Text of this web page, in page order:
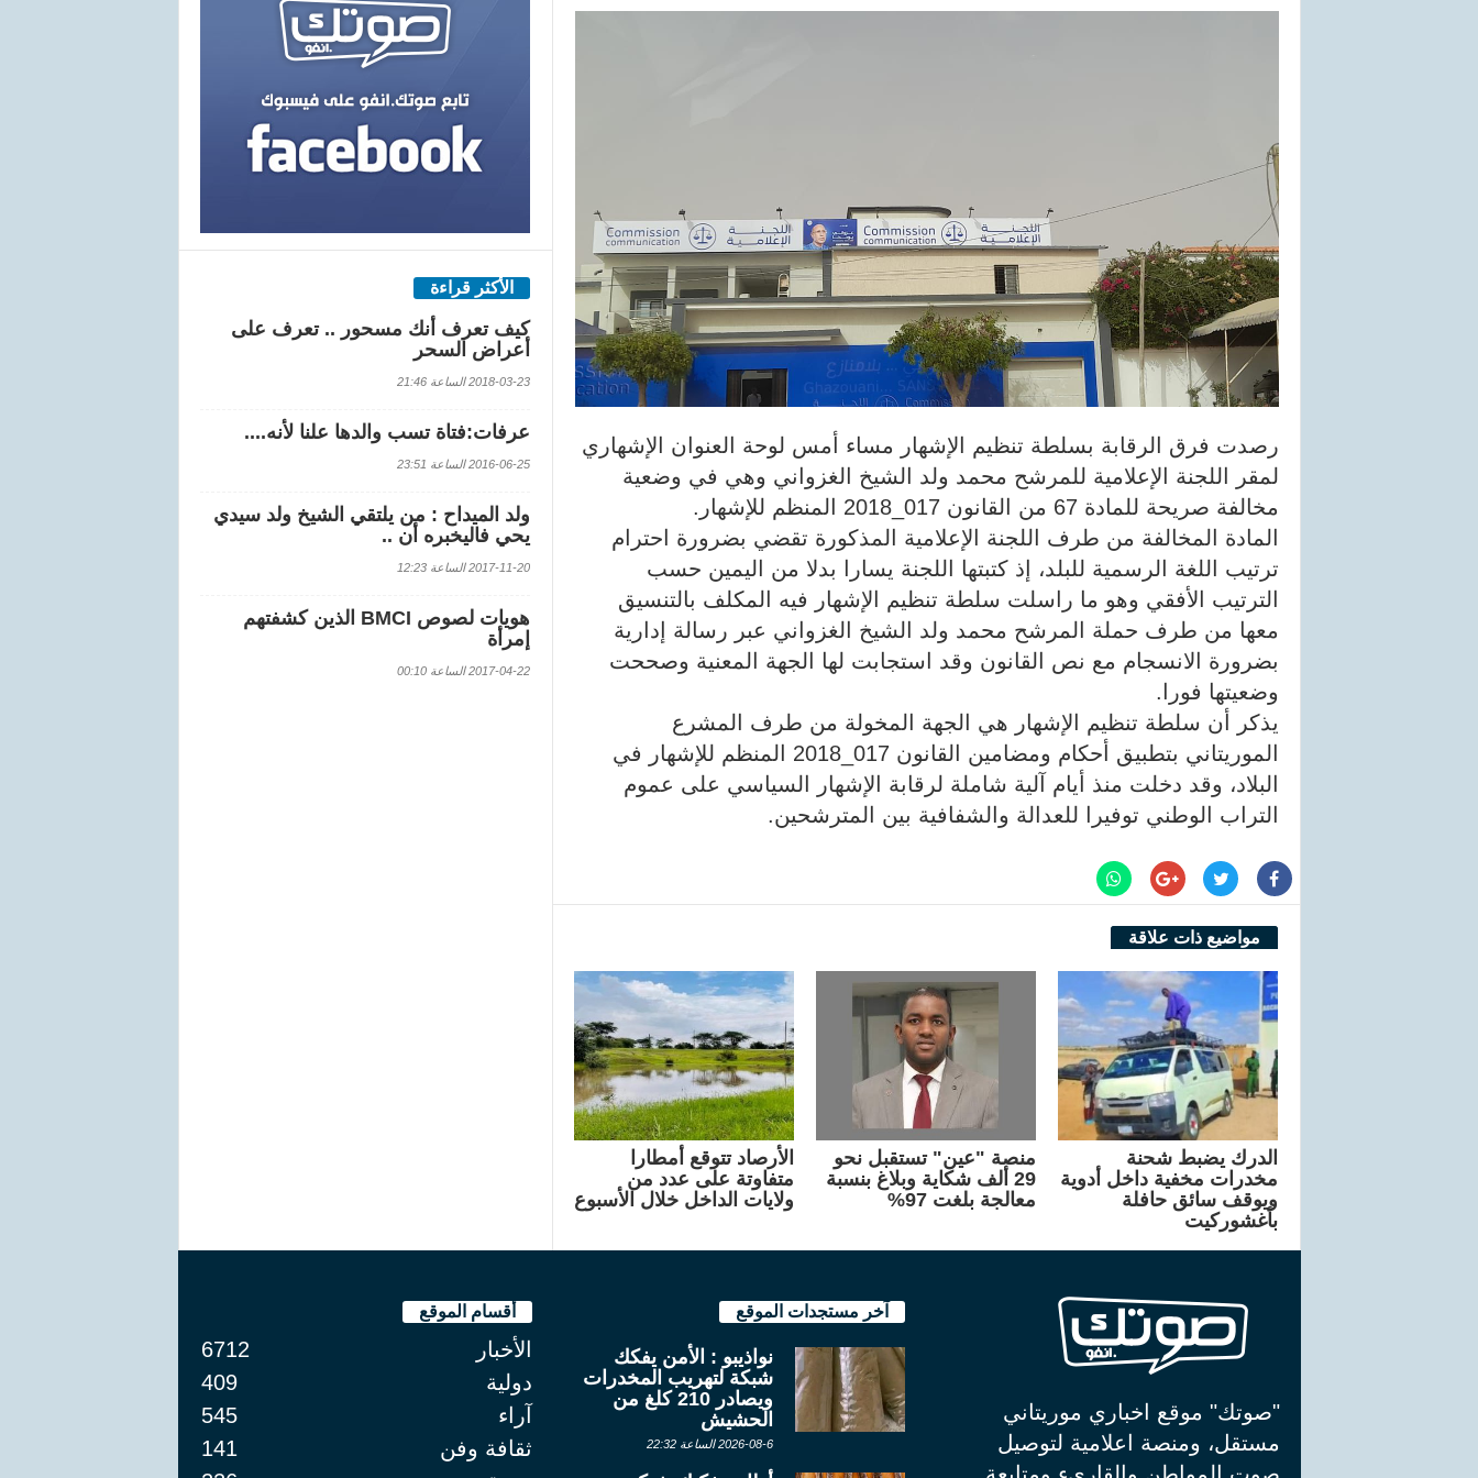
رصدت فرق الرقابة بسلطة تنظيم الإشهار مساء أمس لوحة العنوان الإشهاري
لمقر اللجنة الإعلامية للمرشح محمد ولد الشيخ الغزواني وهي في وضعية
مخالفة صريحة للمادة 67 من القانون 017_2018 المنظم للإشهار.
المادة المخالفة من طرف اللجنة الإعلامية المذكورة تقضي بضرورة احترام
ترتيب اللغة الرسمية للبلد، إذ كتبتها اللجنة يسارا بدلا من اليمين حسب
الترتيب الأفقي وهو ما راسلت سلطة تنظيم الإشهار فيه المكلف بالتنسيق
معها من طرف حملة المرشح محمد ولد الشيخ الغزواني عبر رسالة إدارية
بضرورة الانسجام مع نص القانون وقد استجابت لها الجهة المعنية وصححت
وضعيتها فورا.
يذكر أن سلطة تنظيم الإشهار هي الجهة المخولة من طرف المشرع
الموريتاني بتطبيق أحكام ومضامين القانون 017_2018 المنظم للإشهار في
البلاد، وقد دخلت منذ أيام آلية شاملة لرقابة الإشهار السياسي على عموم
التراب الوطني توفيرا للعدالة والشفافية بين المترشحين.
مواضيع ذات علاقة
الدرك يضبط شحنة
مخدرات مخفية داخل أدوية
ويوقف سائق حافلة
بأغشوركيت
منصة "عين" تستقبل نحو
29 ألف شكاية وبلاغ بنسبة
معالجة بلغت 97%
الأرصاد تتوقع أمطارا
متفاوتة على عدد من
ولايات الداخل خلال الأسبوع
الأكثر قراءة
كيف تعرف أنك مسحور .. تعرف على
أعراض السحر
2018-03-23 الساعة 21:46
عرفات:فتاة تسب والدها علنا لأنه....
2016-06-25 الساعة 23:51
ولد الميداح : من يلتقي الشيخ ولد سيدي
يحي فاليخبره أن ..
2017-11-20 الساعة 12:23
هويات لصوص BMCI الذين كشفتهم
إمرأة
2017-04-22 الساعة 00:10
"صوتك" موقع اخباري موريتاني
مستقل، ومنصة اعلامية لتوصيل
آخر مستجدات الموقع
نواذيبو : الأمن يفكك
شبكة لتهريب المخدرات
ويصادر 210 كلغ من
الحشيش
2026-08-6 الساعة 22:32
أقسام الموقع
الأخبار
6712
دولية
409
آراء
545
ثقافة وفن
141